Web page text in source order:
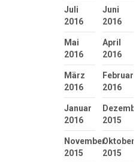
Juli
2016
Juni
2016
Mai
2016
April
2016
März
2016
Februar
2016
Januar
2016
2015
November
2015
Oktober
2015